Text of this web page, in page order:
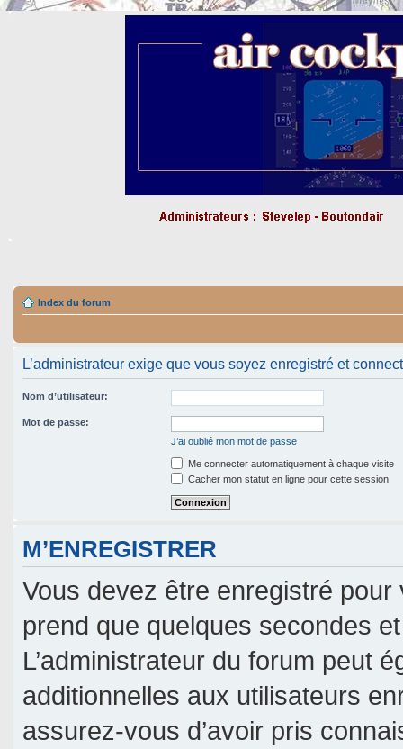
Index du forum
L’administrateur exige que vous soyez enregistré et
Nom d’utilisateur:
Mot de passe:
J’ai oublié mon mot de passe
Me connecter automatiquement à chaque visite
Cacher mon statut en ligne pour cette session
M’ENREGISTRER
Vous devez être enregistré pour
prend que quelques secondes
L’administrateur du forum peut
additionnelles aux utilisateurs
assurez-vous d’avoir pris